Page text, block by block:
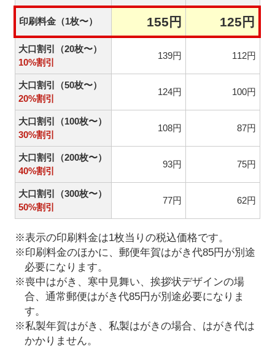
印刷料金（1枚〜） 155円 125円
大口割引（20枚〜）
10%割引
139円 112円
大口割引（50枚〜）
20%割引
124円 100円
大口割引（100枚〜）
30%割引
108円 87円
大口割引（200枚〜）
40%割引
93円 75円
大口割引（300枚〜）
50%割引
77円 62円
※表示の印刷料金は1枚当りの税込価格です。
※印刷料金のほかに、郵便年賀はがき代85円が別途
必要になります。
※喪中はがき、寒中見舞い、挨拶状デザインの場
合、通常郵便はがき代85円が別途必要になりま
す。
※私製年賀はがき、私製はがきの場合、はがき代は
かかりません。